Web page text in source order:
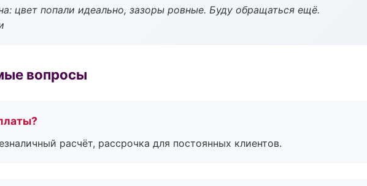
цвет попали идеально, зазоры ровные. Буду обращаться ещё.
вопросы
расчёт, рассрочка для постоянных клиентов.